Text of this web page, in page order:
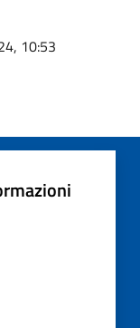
10:53